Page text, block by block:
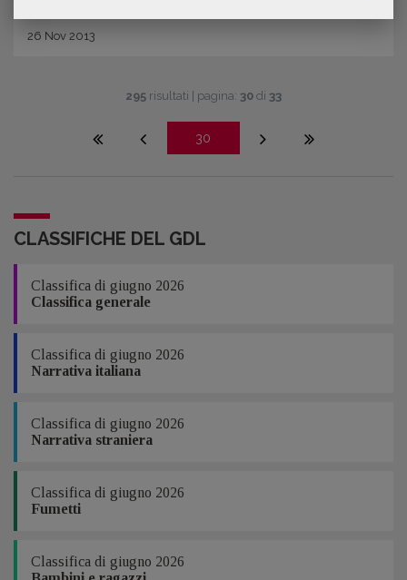
26 Nov 2013
295 risultati | pagina: 30 di 33
30
CLASSIFICHE DEL GDL
Classifica di giugno 2026
Classifica generale
Classifica di giugno 2026
Narrativa italiana
Classifica di giugno 2026
Narrativa straniera
Classifica di giugno 2026
Fumetti
Classifica di giugno 2026